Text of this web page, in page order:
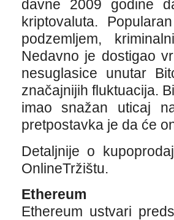
davne 2009 godine
kriptovaluta.
podzemljem,
Nedavno je dostigao
nesuglasice unutar
značajnijih fluktuacija.
imao snažan uticaj
pretpostavka je da će
Detaljnije o
OnlineTržištu.
Ethereum
Ethereum ustvari